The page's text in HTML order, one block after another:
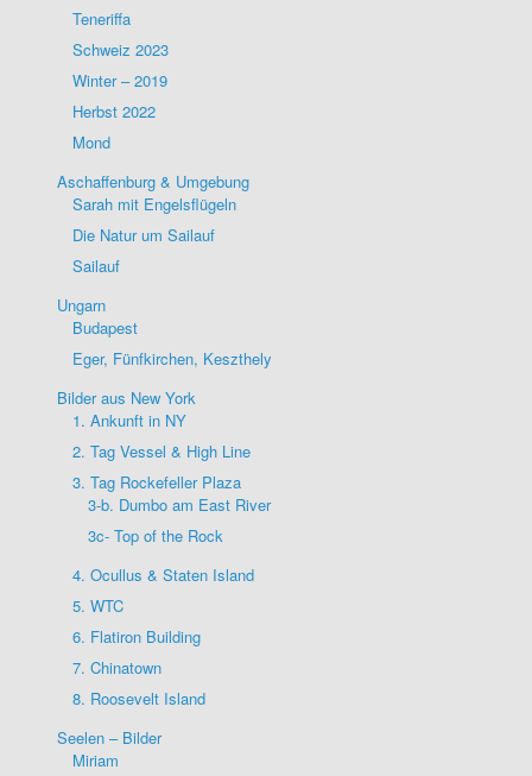
Teneriffa
Schweiz 2023
Winter – 2019
Herbst 2022
Mond
Aschaffenburg & Umgebung
Sarah mit Engelsflügeln
Die Natur um Sailauf
Sailauf
Ungarn
Budapest
Eger, Fünfkirchen, Keszthely
Bilder aus New York
1. Ankunft in NY
2. Tag Vessel & High Line
3. Tag Rockefeller Plaza
3-b. Dumbo am East River
3c- Top of the Rock
4. Ocullus & Staten Island
5. WTC
6. Flatiron Building
7. Chinatown
8. Roosevelt Island
Seelen – Bilder
Miriam